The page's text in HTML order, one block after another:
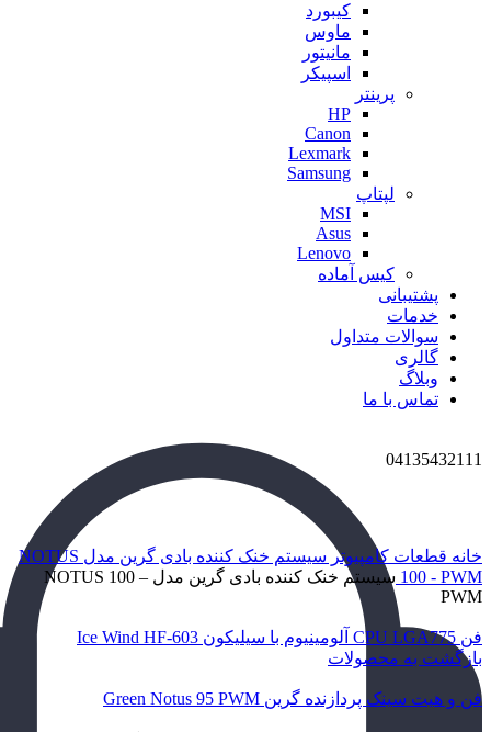
کیبورد
ماوس
مانیتور
اسپیکر
پرینتر
HP
Canon
Lexmark
Samsung
لپتاپ
MSI
Asus
Lenovo
کیس آماده
پشتیبانی
خدمات
سوالات متداول
گالری
وبلاگ
تماس با ما
04135432111
برای بزرگنمایی کلیک کنید
خانه قطعات کامپیوتر
سیستم خنک کننده بادی گرین مدل NOTUS
100 - PWM
سیستم خنک کننده بادی گرین مدل NOTUS 100 –
PWM
فن CPU LGA775 آلومینیوم با سیلیکون Ice Wind HF-603
بازگشت به محصولات
فن و هیت سینک پردازنده گرین Green Notus 95 PWM